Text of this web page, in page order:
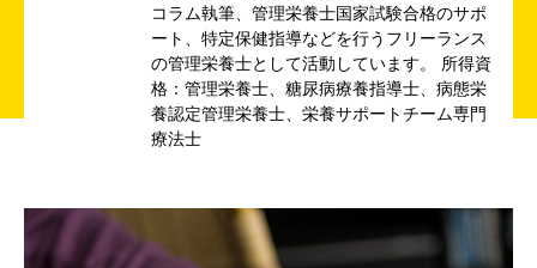
コラム執筆、管理栄養士国家試験合格のサポ
ート、特定保健指導などを行うフリーランス
の管理栄養士として活動しています。 所得資
格：管理栄養士、糖尿病療養指導士、病態栄
養認定管理栄養士、栄養サポートチーム専門
療法士